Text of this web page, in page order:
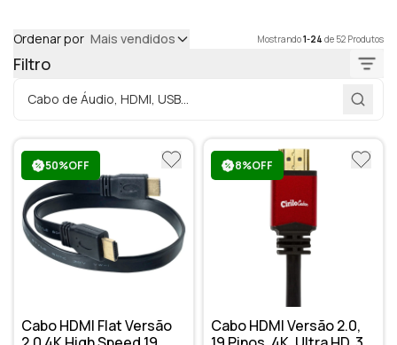
Ordenar por Mais vendidos Mostrando1-24 de 52 Produtos
Filtro
50%OFF
Cabo HDMI Flat Versão
8%OFF
Cabo HDMI Versão 2.0,